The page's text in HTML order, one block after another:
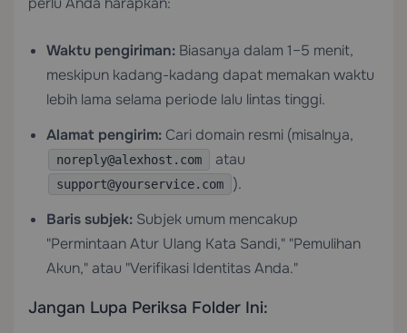
Waktu pengiriman: Biasanya dalam 1–5 menit,
meskipun kadang-kadang dapat memakan waktu
lebih lama selama periode lalu lintas tinggi.
Alamat pengirim: Cari domain resmi (misalnya,
noreply@alexhost.com atau
support@yourservice.com
).
Baris subjek: Subjek umum mencakup
"Permintaan Atur Ulang Kata Sandi," "Pemulihan
Akun," atau "Verifikasi Identitas Anda."
Jangan Lupa Periksa Folder Ini: